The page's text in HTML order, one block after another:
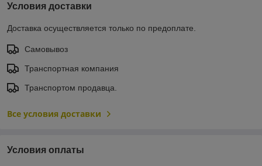
Условия доставки
Доставка осуществляется только по предоплате.
Самовывоз
Транспортная компания
Транспортом продавца.
Все условия доставки
Условия оплаты